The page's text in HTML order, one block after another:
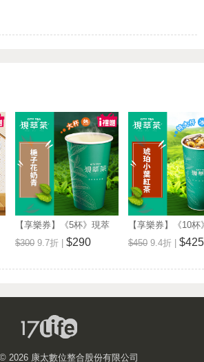
【享樂券】《5杯》現萃
茶-梔子花奶青(大杯-熱)
$300 9.7折 | $290
【享樂券】《10
茶-琥珀小葉紅茶(
冰)
$450 9.4折 | $425
2026 康太數位整合股份有限公司